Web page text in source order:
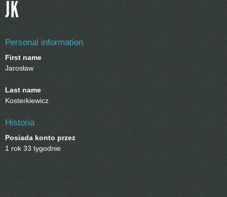
JK
Personal information
First name
Jarosław
Last name
Kosterkiewicz
Historia
Posiada konto przez
1 rok 33 tygodnie